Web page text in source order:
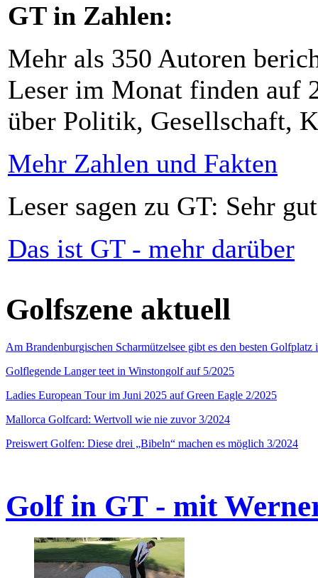
GT in Zahlen:
Mehr als 350 Autoren
Leser im Monat finden auf
über Politik, Gesellschaft,
Mehr Zahlen und Fakten
Leser sagen zu GT: Sehr
Das ist GT - mehr darüber
Golfszene aktuell
Am Brandenburgischen Scharmützelsee gibt es den besten
Golflegende Langer teet in Winstongolf auf 5/2025
Ladies European Tour im Juni 2025 auf Green Eagle 2/2025
Mallorca Golfcard: Wertvoll wie nie zuvor 3/2024
Preiswert Golfen: Diese drei „Bibeln“ machen es möglich 3/2024
Golf in GT - mit